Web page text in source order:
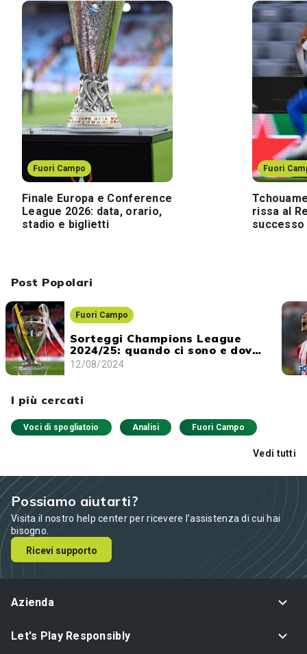
Post Popolari
Fuori Campo
Sorteggi Champions League
2024/25: quando ci sono e dove
vederli
12/08/2024
I più cercati
Voci di spogliatoio Analisi Fuori Campo
Vedi tutti
Fuori Campo
Finale Europa e Conference
League 2026: data, orario,
stadio e biglietti
Fuori
rissa al
Possiamo aiutarti?
Visita il nostro help center per ricevere l’assistenza di cui hai
bisogno.
Ricevi supporto
Azienda
Let's Play Responsibly